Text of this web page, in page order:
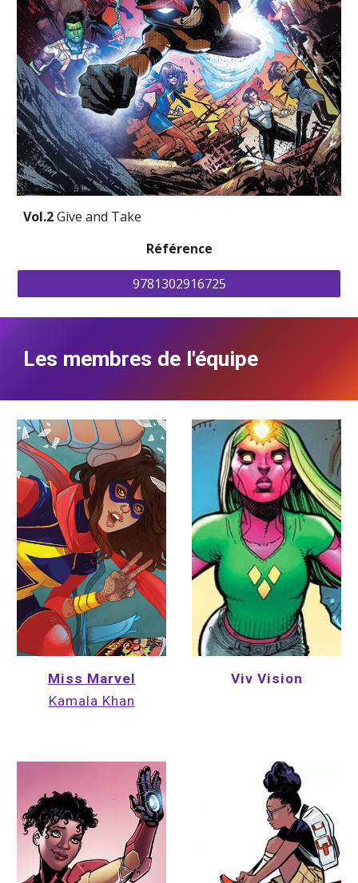
Vol.2 Give and Take
Référence
9781302916725
Les membres de l'équipe
Miss Marvel
Kamala Khan
Viv Vision